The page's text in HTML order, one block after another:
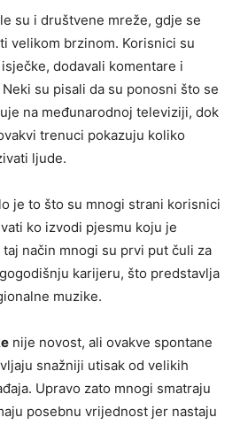
su i društvene mreže, gdje se
velikom brzinom. Korisnici su
dodavali komentare i
su pisali da su ponosni što se
na međunarodnoj televiziji, dok
trenuci pokazuju koliko
ljude.
je to što su mnogi strani korisnici
ko izvodi pjesmu koju je
način mnogi su prvi put čuli za
karijeru, što predstavlja
muzike.
nije novost, ali ovakve spontane
snažniji utisak od velikih
Upravo zato mnogi smatraju
posebnu vrijednost jer nastaju